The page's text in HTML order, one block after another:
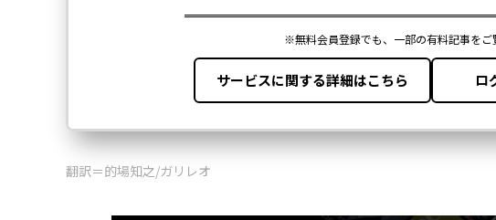
翻訳＝的場知之/ガリレオ